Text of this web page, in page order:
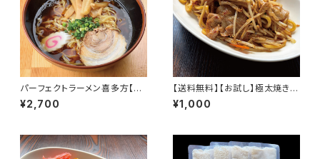
パーフェクトラーメン喜多方【S】
9食セット 麺とスープ 喜多方ラ
ーメン 生麺 多加水中太縮れ麺
¥2,700
【送料無料】【お試し】極太焼きそ
ば 4食セット もちもち 麺とソー
ス 常温保存可 賞味期限5ヶ月
¥1,000